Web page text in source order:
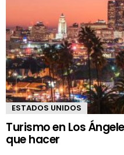
ESTADOS UNIDOS
Turismo en Los
que hacer